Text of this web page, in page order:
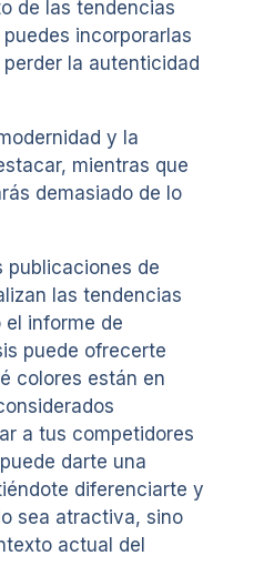
de las tendencias
incorporarlas
la autenticidad
y la
mientras que
demasiado de lo
publicaciones de
las tendencias
informe de
puede ofrecerte
colores están en
a tus competidores
darte una
diferenciarte y
sea atractiva, sino
actual del